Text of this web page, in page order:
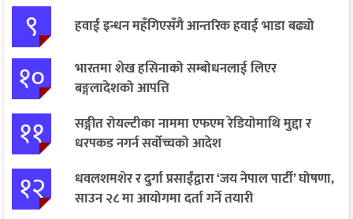
९ हवाई इन्धन महँगिएसँगै आन्तरिक हवाई भाडा बढ्यो
१०
भारतमा शेख हसिनाको सम्बोधनलाई लिएर
बङ्गलादेशको आपत्ति
११
सङ्गीत रोयल्टीका नाममा एफएम रेडियोमाथि मुद्दा र
धरपकड नगर्न सर्वोच्चको आदेश
१२
धवलशमशेर र दुर्गा प्रसाईंद्वारा ‘जय नेपाल पार्टी’ घोषणा,
साउन २८ मा आयोगमा दर्ता गर्ने तयारी